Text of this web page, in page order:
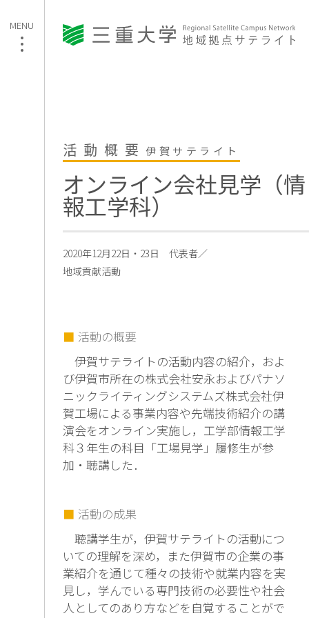
活動概要 伊賀サテライト
オンライン会社見学（情
報工学科）
2020年12月22日・23日 代表者／
地域貢献活動
活動の概要
伊賀サテライトの活動内容の紹介，およ
び伊賀市所在の株式会社安永およびパナソ
ニックライティングシステムズ株式会社伊
賀工場による事業内容や先端技術紹介の講
演会をオンライン実施し，工学部情報工学
科３年生の科目「工場見学」履修生が参
加・聴講した．
活動の成果
聴講学生が，伊賀サテライトの活動につ
いての理解を深め，また伊賀市の企業の事
業紹介を通じて種々の技術や就業内容を実
見し，学んでいる専門技術の必要性や社会
人としてのあり方などを自覚することがで